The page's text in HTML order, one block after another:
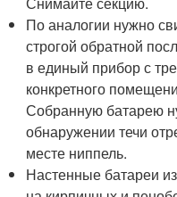
По аналогии нужно
строгой обратной
в единый прибор с
конкретного
Собранную батарею
обнаружении течи
месте ниппель.
Настенные батареи